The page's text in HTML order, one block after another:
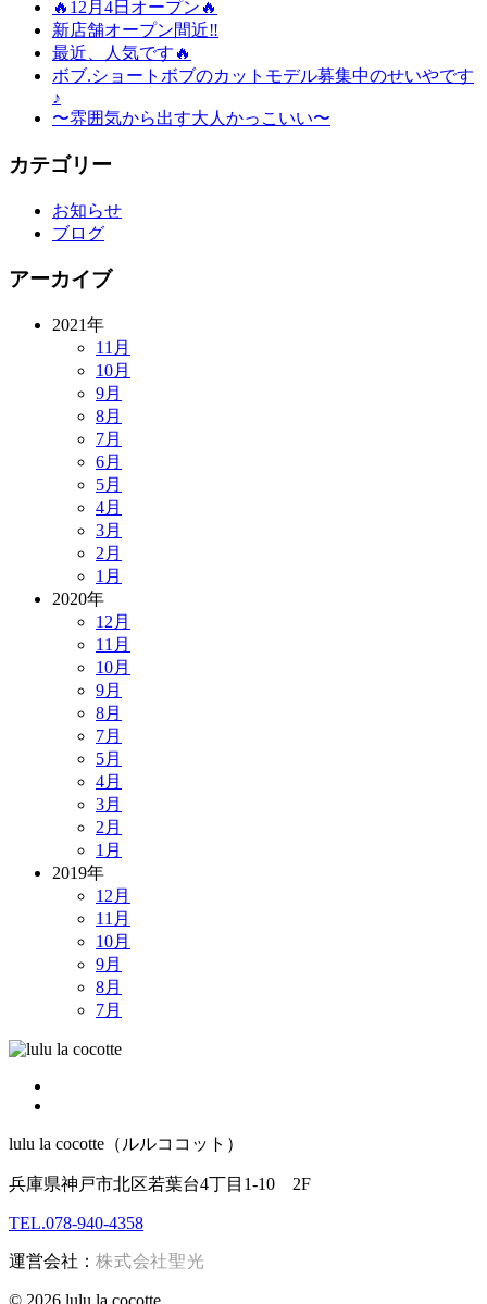
🔥12月4日オープン🔥
新店舗オープン間近‼️
最近、人気です🔥
ボブ.ショートボブのカットモデル募集中のせいやです
♪
〜雰囲気から出す大人かっこいい〜
カテゴリー
お知らせ
ブログ
アーカイブ
2021年
11月
10月
9月
8月
7月
6月
5月
4月
3月
2月
1月
2020年
12月
11月
10月
9月
8月
7月
5月
4月
3月
2月
1月
2019年
12月
11月
10月
9月
8月
7月
lulu la cocotte（ルルココット）
兵庫県神戸市北区若葉台4丁目1-10 2F
TEL.078-940-4358
運営会社： 株式会社聖光